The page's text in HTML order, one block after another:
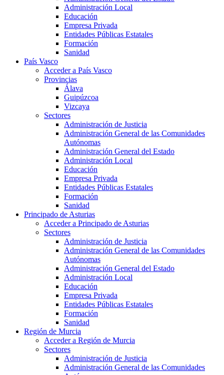
Administración Local
Educación
Empresa Privada
Entidades Públicas Estatales
Formación
Sanidad
País Vasco
Acceder a País Vasco
Provincias
Álava
Guipúzcoa
Vizcaya
Sectores
Administración de Justicia
Administración General de las Comunidades
Autónomas
Administración General del Estado
Administración Local
Educación
Empresa Privada
Entidades Públicas Estatales
Formación
Sanidad
Principado de Asturias
Acceder a Principado de Asturias
Sectores
Administración de Justicia
Administración General de las Comunidades
Autónomas
Administración General del Estado
Administración Local
Educación
Empresa Privada
Entidades Públicas Estatales
Formación
Sanidad
Región de Murcia
Acceder a Región de Murcia
Sectores
Administración de Justicia
Administración General de las Comunidades